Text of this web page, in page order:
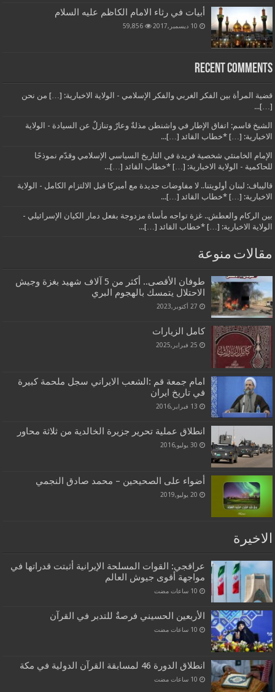
أبيات في رثاء الامام الكاظم عليه السلام
10 ديسمبر,2017 59,856
Recent Comments
قضية المرأة بين الفكر الغربي والفكر الإسلامي - الولاية الاخبارية: […] من نحن
[…]...
الشيخ قاسم: اتفاق الإطار في واشنطن مذلةٌ وعارٌ وتنازلٌ عن السيادة - الولاية
الاخبارية: […] *خطاب القائد […]...
الإمام الخامنئي شخصية فريدة في التاريخ السياسي الإسلامي وقدّم نموذجًا
للحاكمية - الولاية الاخبارية: […] *خطاب القائد […]...
قاليباف: لبنان أولويتنا.. لا مفاوضات جديدة مع أميركا قبل الالتزام الكامل - الولاية
الاخبارية: […] *خطاب القائد […]...
بين الركام والعطش.. غزة تواجه مأساة مزدوجة بفعل دمار الكيان الإسرائيلي -
الولاية الاخبارية: […] *خطاب القائد […]...
مقالات منوعة
طوفان الأقصى.. أكثر من 5 آلاف شهيد بغزة وجيش
الاحتلال يتمسك بالهجوم البري
27 أكتوبر,2023
كامل الزيارات
25 فبراير,2025
امام جمعة قم :الشعب الايراني سجل ملحمة كبيرة
في تاريخ ايران
13 فبراير,2016
انطلاق عملية تحرير جزيرة الخالدية من ثلاثة محاور
30 يوليو,2016
أضواء على الصحيحين – محمد صادق النجمي
20 يوليو,2019
الاخيرة
عراقجي: القوات المسلحة الإيرانية أثبتت قدراتها في
مواجهة أقوى جيوش العالم
الأربعين الحسيني فرصةٌ للتدبر في القرآن
انطلاق الدورة 46 لمسابقة القرآن الدولية في مكة